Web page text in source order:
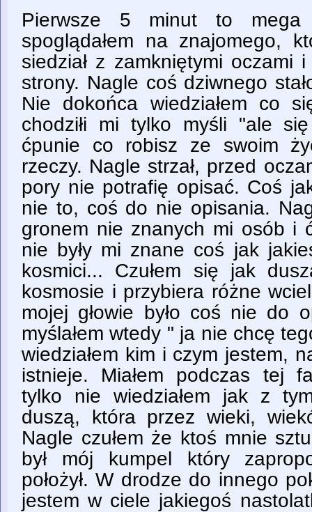
Pierwsze 5 minut to mega
spoglądałem na znajomego,
siedział z zamkniętymi oczami
strony. Nagle coś dziwnego
Nie dokońca wiedziałem co
chodziłi mi tylko myśli "ale
ćpunie co robisz ze swoim
rzeczy. Nagle strzał, przed
pory nie potrafię opisać. Coś
nie to, coś do nie opisania.
gronem nie znanych mi osób i
nie były mi znane coś jak
kosmici... Czułem się jak
kosmosie i przybiera różne
mojej głowie było coś nie do
myślałem wtedy " ja nie chcę
wiedziałem kim i czym jestem,
istnieje. Miałem podczas tej
tylko nie wiedziałem jak z
duszą, która przez wieki,
Nagle czułem że ktoś mnie
był mój kumpel który
położył. W drodze do innego
jestem w ciele jakiegoś